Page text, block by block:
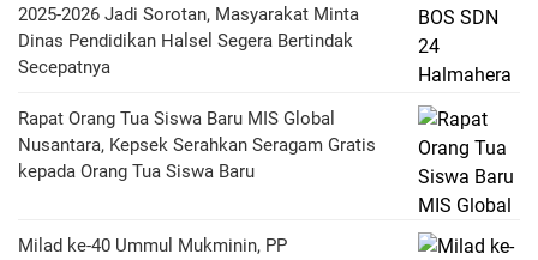
2025-2026 Jadi Sorotan, Masyarakat Minta
Dinas Pendidikan Halsel Segera Bertindak
Secepatnya
Rapat Orang Tua Siswa Baru MIS Global
Nusantara, Kepsek Serahkan Seragam Gratis
kepada Orang Tua Siswa Baru
Milad ke-40 Ummul Mukminin, PP